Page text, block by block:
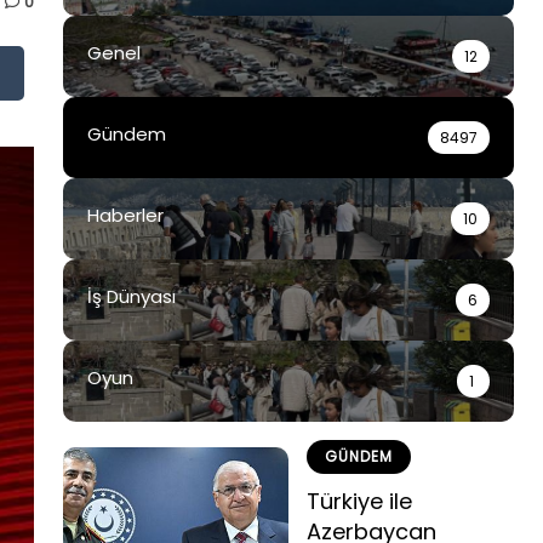
Genel 12
Gündem 8497
Haberler 10
İş Dünyası 6
Oyun 1
GÜNDEM
Türkiye ile
Azerbaycan